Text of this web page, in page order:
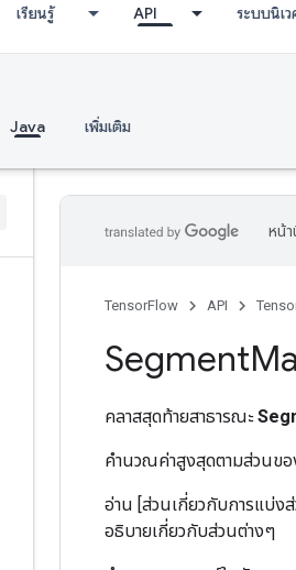
เรียนรู้ API ระบบนิเว
Java เพิ่มเติม
หน้า
TensorFlow API
Segment
คลาสสุดท้ายสาธารณะ
คำนวณค่าสูงสุดตามส่วนขอ
อ่าน [ส่วนเกี่ยวกับการแบ่
อธิบายเกี่ยวกับส่วนต่างๆ